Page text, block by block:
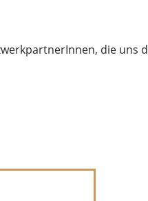
die uns